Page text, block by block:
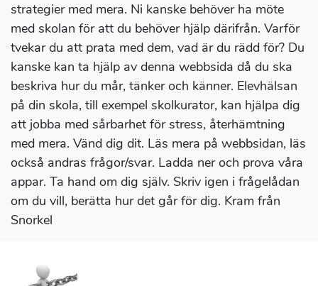
strategier med mera. Ni kanske behöver ha möte
med skolan för att du behöver hjälp därifrån. Varför
tvekar du att prata med dem, vad är du rädd för? Du
kanske kan ta hjälp av denna webbsida då du ska
beskriva hur du mår, tänker och känner. Elevhälsan
på din skola, till exempel skolkurator, kan hjälpa dig
att jobba med sårbarhet för stress, återhämtning
med mera. Vänd dig dit. Läs mera på webbsidan, läs
också andras frågor/svar. Ladda ner och prova våra
appar. Ta hand om dig själv. Skriv igen i frågelådan
om du vill, berätta hur det går för dig. Kram från
Snorkel